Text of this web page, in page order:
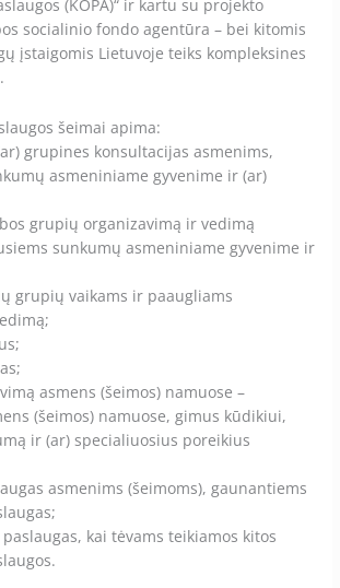
(KOPA)“ ir kartu su projekto
socialinio fondo agentūra – bei kitomis
įstaigomis Lietuvoje teiks kompleksines
šeimai apima:
grupines konsultacijas asmenims,
asmeniniame gyvenime ir (ar)
grupių organizavimą ir vedimą
sunkumų asmeniniame gyvenime ir
grupių vaikams ir paaugliams
asmens (šeimos) namuose –
(šeimos) namuose, gimus kūdikiui,
ir (ar) specialiuosius poreikius
asmenims (šeimoms), gaunantiems
kai tėvams teikiamos kitos